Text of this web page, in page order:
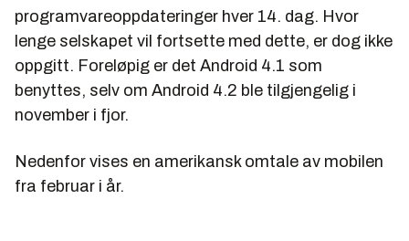
programvareoppdateringer hver 14. dag. Hvor
lenge selskapet vil fortsette med dette, er dog ikke
oppgitt. Foreløpig er det Android 4.1 som
benyttes, selv om Android 4.2 ble tilgjengelig i
november i fjor.
Nedenfor vises en amerikansk omtale av mobilen
fra februar i år.